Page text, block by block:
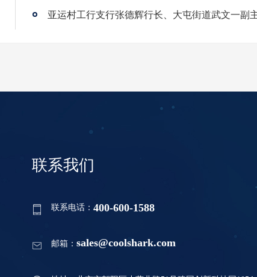
联系我们
联系电话：400-600-1588
邮箱：sales@coolshark.com